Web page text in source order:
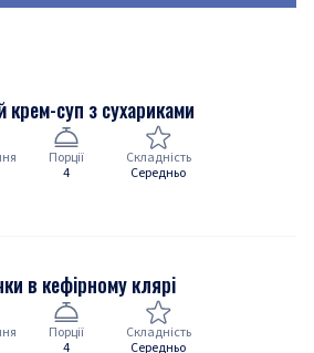
крем-суп з сухариками
Порції
4
Складність
Середньо
в кефірному клярі
Порції
4
Складність
Середньо